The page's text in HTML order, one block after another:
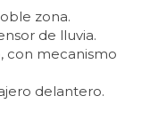
zona.
de lluvia.
con mecanismo
delantero.